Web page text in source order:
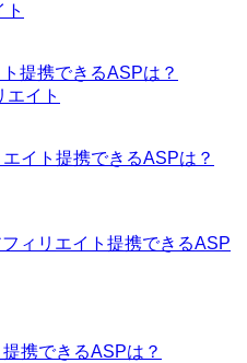
提携できるASPは？
エイト
イト提携できるASPは？
ィリエイト提携できるASP
携できるASPは？